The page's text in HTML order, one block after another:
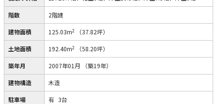
階数 2階建
建物面積 125.03m2 （37.82坪）
土地面積 192.40m2 （58.20坪）
築年月 2007年01月 （築19年）
建物構造 木造
駐車場 有 3台